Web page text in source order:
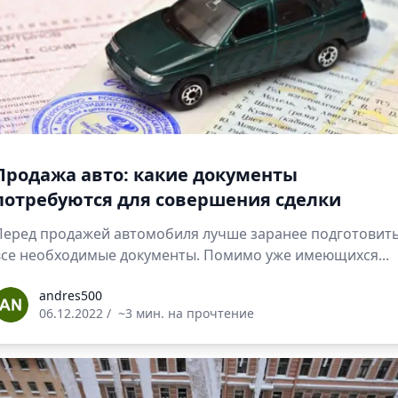
авто: какие документы
для совершения сделки
продажей автомобиля лучше заранее
необходимые документы. Помимо уже имеющихся...
andres500
06.12.2022 / ~3 мин. на прочтение